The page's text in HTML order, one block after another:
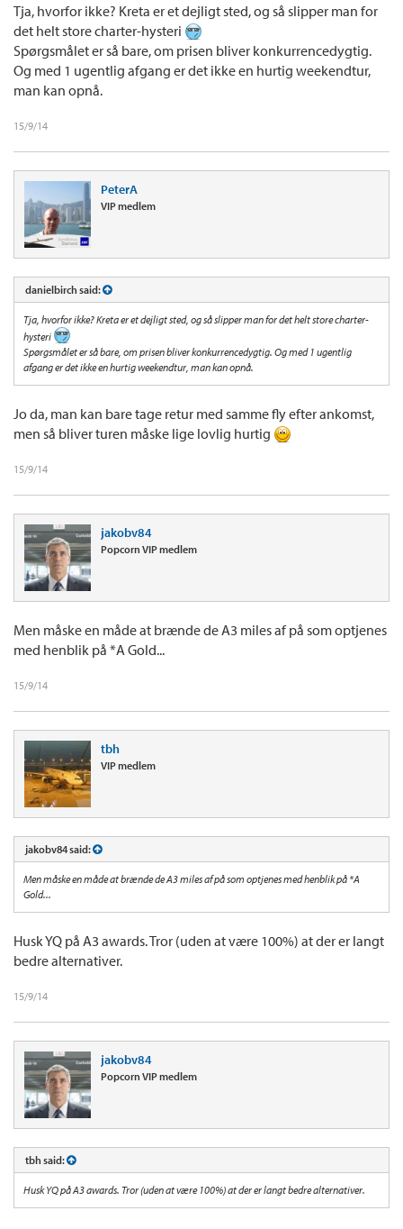
Tja, hvorfor ikke? Kreta er et dejligt sted, og så slipper man for
det helt store charter-hysteri
Spørgsmålet er så bare, om prisen bliver konkurrencedygtig.
Og med 1 ugentlig afgang er det ikke en hurtig weekendtur,
man kan opnå.
15/9/14
PeterA
VIP medlem
danielbirch said:
Tja, hvorfor ikke? Kreta er et dejligt sted, og så slipper man for det helt store charter-
hysteri
Spørgsmålet er så bare, om prisen bliver konkurrencedygtig. Og med 1 ugentlig
afgang er det ikke en hurtig weekendtur, man kan opnå.
Jo da, man kan bare tage retur med samme fly efter ankomst,
men så bliver turen måske lige lovlig hurtig
15/9/14
jakobv84
Popcorn VIP medlem
Men måske en måde at brænde de A3 miles af på som optjenes
med henblik på *A Gold...
15/9/14
tbh
VIP medlem
jakobv84 said:
Men måske en måde at brænde de A3 miles af på som optjenes med henblik på *A
Gold...
Husk YQ på A3 awards. Tror (uden at være 100%) at der er langt
bedre alternativer.
15/9/14
jakobv84
Popcorn VIP medlem
tbh said:
Husk YQ på A3 awards. Tror (uden at være 100%) at der er langt bedre alternativer.